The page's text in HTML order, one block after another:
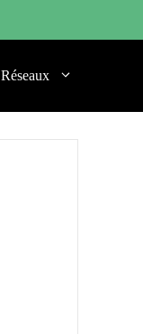
Réseaux